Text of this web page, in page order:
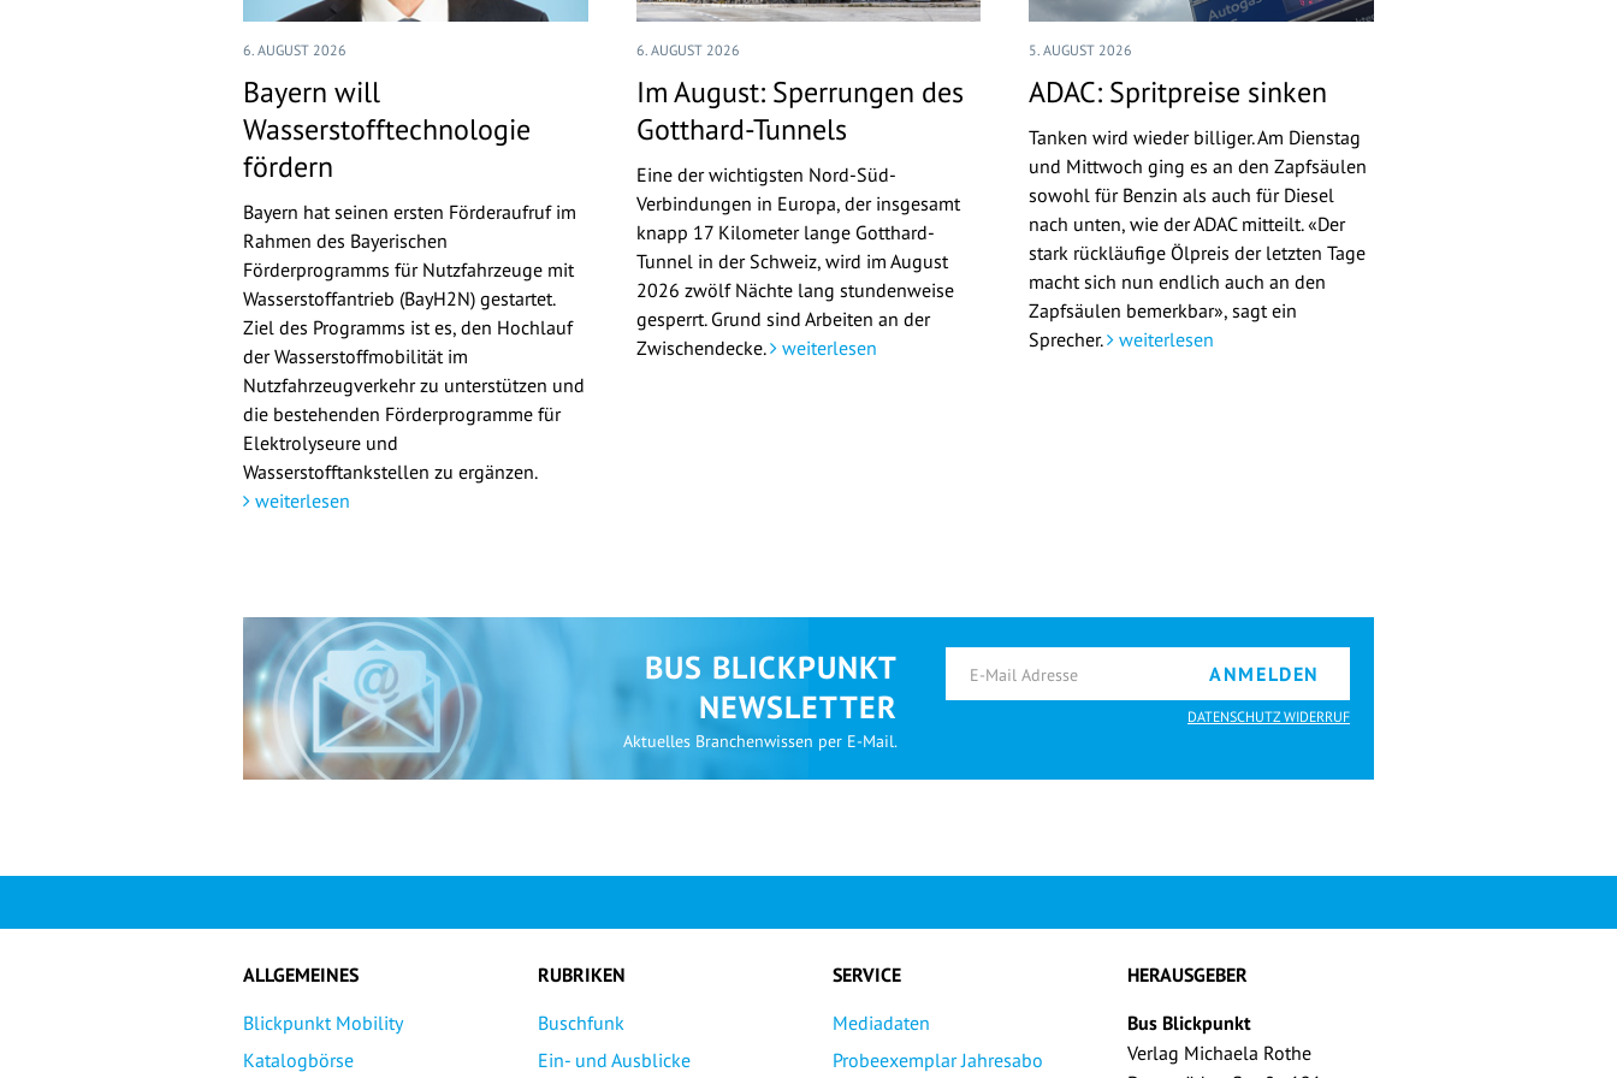
6. AUGUST 2026
Bayern will
Wasserstofftechnologie
fördern
Bayern hat seinen ersten Förderaufruf im
Rahmen des Bayerischen
Förderprogramms für Nutzfahrzeuge mit
Wasserstoffantrieb (BayH2N) gestartet.
Ziel des Programms ist es, den Hochlauf
der Wasserstoffmobilität im
Nutzfahrzeugverkehr zu unterstützen und
die bestehenden Förderprogramme für
Elektrolyseure und
Wasserstofftankstellen zu ergänzen.
weiterlesen
6. AUGUST 2026
Im August: Sperrungen des
Gotthard-Tunnels
Eine der wichtigsten Nord-Süd-
Verbindungen in Europa, der insgesamt
knapp 17 Kilometer lange Gotthard-
Tunnel in der Schweiz, wird im August
2026 zwölf Nächte lang stundenweise
gesperrt. Grund sind Arbeiten an der
Zwischendecke. weiterlesen
5. AUGUST 2026
ADAC: Spritpreise sinken
Tanken wird wieder billiger. Am Dienstag
und Mittwoch ging es an den Zapfsäulen
sowohl für Benzin als auch für Diesel
nach unten, wie der ADAC mitteilt. «Der
stark rückläufige Ölpreis der letzten Tage
macht sich nun endlich auch an den
Zapfsäulen bemerkbar», sagt ein
Sprecher. weiterlesen
BUS BLICKPUNKT
NEWSLETTER
Aktuelles Branchenwissen per E-Mail.
ANMELDEN
DATENSCHUTZ WIDERRUF
ALLGEMEINES
Blickpunkt Mobility
Katalogbörse
RUBRIKEN
Buschfunk
Ein- und Ausblicke
SERVICE
Mediadaten
Probeexemplar Jahresabo
HERAUSGEBER
Bus Blickpunkt
Verlag Michaela Rothe